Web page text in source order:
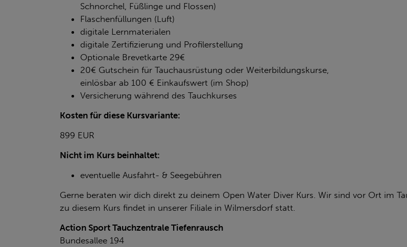
Schnorchel, Füßlinge und Flossen)
Flaschenfüllungen (Luft)
digitale Lernmaterialen
digitale Zertifizierung und Profilerstellung
Optionale Brevetkarte 29€
20€ Gutschein für Tauchausrüstung oder Weiterbildungskurse,
einlösbar ab 100 € Einkaufswert (im Shop)
Versicherung während des Tauchkurses
Kosten für diese Kursvariante:
899 EUR
Nicht im Kurs beinhaltet:
eventuelle Ausfahrt- & Seegebühren
Gerne beraten wir dich direkt zu deinem Open Water Diver Kurs. Wir sind vor Ort im
zu diesem Kurs findet in unserer Filiale in Wilmersdorf statt.
Action Sport Tauchzentrale Tiefenrausch
Bundesallee 194